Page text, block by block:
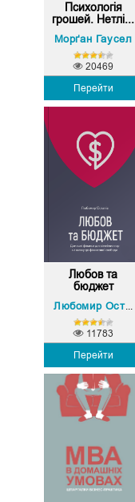
Психологія
грошей. Нетлі...
Морґан Гаусел
Перейти
20469
Любов та
бюджет
Любомир Остапів
Перейти
11783